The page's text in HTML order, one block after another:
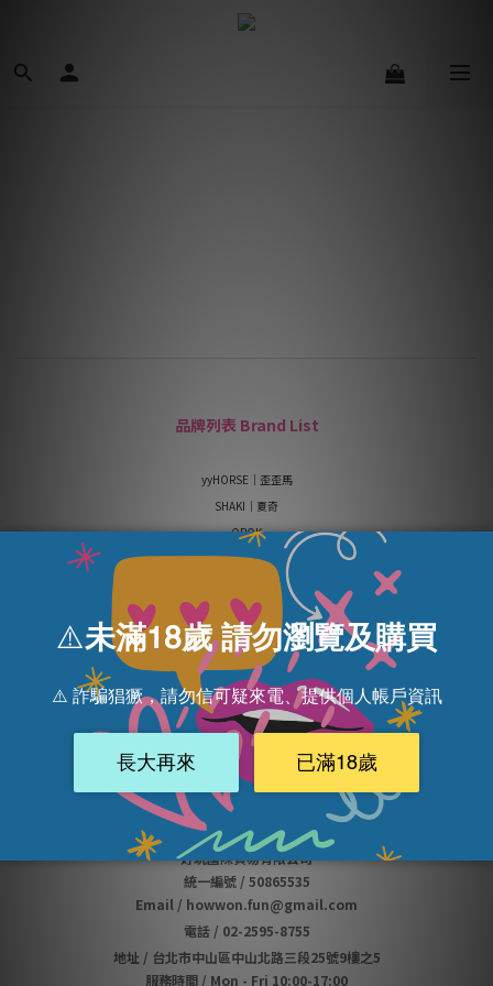
品牌列表 Brand List
yyHORSE｜歪歪馬
SHAKI｜夏奇
OROK
howwon｜好玩
顧客服務 Customer Service
👍推薦好友拿購物金
會員制度
購買須知
退換貨政策
隱私權政策
聯絡我們 Contact Us
好玩國際貿易有限公司
統一編號 / 50865535
Email / howwon.fun@gmail.com
電話/ 02-2595-8755
地址 / 台北市中山區中山北路三段25號9樓之5
服務時間 / Mon - Fri 10:00-17:00